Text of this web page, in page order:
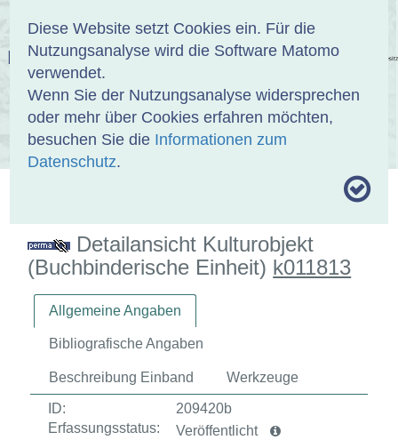
Diese Website setzt Cookies ein. Für die
Nutzungsanalyse wird die Software Matomo
verwendet.
Wenn Sie der Nutzungsanalyse widersprechen
oder mehr über Cookies erfahren möchten,
besuchen Sie die Informationen zum
Datenschutz.
EINBANDDATENBANK
ÜBER UNS SAMMLUNGEN SUCHE
Detailansicht Kulturobjekt
(Buchbinderische Einheit) k011813
Allgemeine Angaben
Bibliografische Angaben
Beschreibung Einband Werkzeuge
ID:
209420b
Erfassungsstatus:
Veröffentlicht